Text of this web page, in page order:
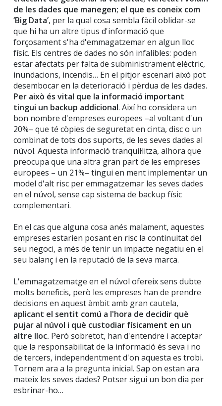
de les dades que manegen; el que es coneix com
‘Big Data’, per la qual cosa sembla fàcil oblidar-se
que hi ha un altre tipus d'informació que
forçosament s'ha d'emmagatzemar en algun lloc
físic. Els centres de dades no són infalibles: poden
estar afectats per falta de subministrament elèctric,
inundacions, incendis… En el pitjor escenari això pot
desembocar en la deterioració i pèrdua de les dades.
Per això és vital que la informació important
tingui un backup addicional. Així ho considera un
bon nombre d'empreses europees –al voltant d'un
20%– que té còpies de seguretat en cinta, disc o un
combinat de tots dos suports, de les seves dades al
núvol. Aquesta informació tranquil·litza, alhora que
preocupa que una altra gran part de les empreses
europees – un 21%– tingui en ment implementar un
model d'alt risc per emmagatzemar les seves dades
en el núvol, sense cap sistema de backup físic
complementari.
En el cas que alguna cosa anés malament, aquestes
empreses estarien posant en risc la continuïtat del
seu negoci, a més de tenir un impacte negatiu en el
seu balanç i en la reputació de la seva marca.
L'emmagatzematge en el núvol ofereix sens dubte
molts beneficis, però les empreses han de prendre
decisions en aquest àmbit amb gran cautela,
aplicant el sentit comú a l'hora de decidir què
pujar al núvol i què custodiar físicament en un
altre lloc. Però sobretot, han d'entendre i acceptar
que la responsabilitat de la informació és seva i no
de tercers, independentment d'on aquesta es trobi.
Tornem ara a la pregunta inicial. Sap on estan ara
mateix les seves dades? Potser sigui un bon dia per
esbrinar-ho…